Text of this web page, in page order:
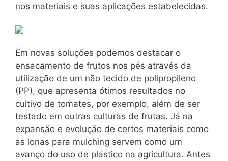
nos materiais e suas aplicações estabelecidas.
Em novas soluções podemos destacar o
ensacamento de frutos nos pés através da
utilização de um não tecido de polipropileno
(PP), que apresenta ótimos resultados no
cultivo de tomates, por exemplo, além de ser
testado em outras culturas de frutas. Já na
expansão e evolução de certos materiais como
as lonas para mulching servem como um
avanço do uso de plástico na agricultura. Antes